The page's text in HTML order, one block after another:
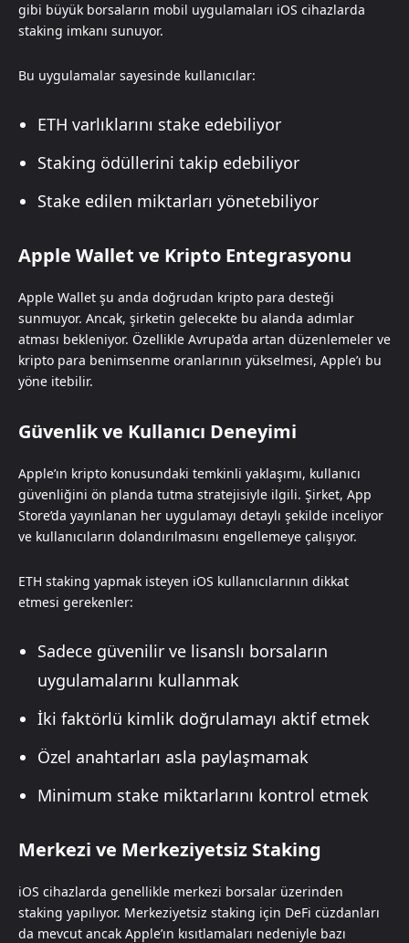
gibi büyük borsaların mobil uygulamaları iOS cihazlarda
staking imkanı sunuyor.
Bu uygulamalar sayesinde kullanıcılar:
ETH varlıklarını stake edebiliyor
Staking ödüllerini takip edebiliyor
Stake edilen miktarları yönetebiliyor
Apple Wallet ve Kripto Entegrasyonu
Apple Wallet şu anda doğrudan kripto para desteği
sunmuyor. Ancak, şirketin gelecekte bu alanda adımlar
atması bekleniyor. Özellikle Avrupa’da artan düzenlemeler ve
kripto para benimsenme oranlarının yükselmesi, Apple’ı bu
yöne itebilir.
Güvenlik ve Kullanıcı Deneyimi
Apple’ın kripto konusundaki temkinli yaklaşımı, kullanıcı
güvenliğini ön planda tutma stratejisiyle ilgili. Şirket, App
Store’da yayınlanan her uygulamayı detaylı şekilde inceliyor
ve kullanıcıların dolandırılmasını engellemeye çalışıyor.
ETH staking yapmak isteyen iOS kullanıcılarının dikkat
etmesi gerekenler:
Sadece güvenilir ve lisanslı borsaların
uygulamalarını kullanmak
İki faktörlü kimlik doğrulamayı aktif etmek
Özel anahtarları asla paylaşmamak
Minimum stake miktarlarını kontrol etmek
Merkezi ve Merkeziyetsiz Staking
iOS cihazlarda genellikle merkezi borsalar üzerinden
staking yapılıyor. Merkeziyetsiz staking için DeFi cüzdanları
da mevcut ancak Apple’ın kısıtlamaları nedeniyle bazı